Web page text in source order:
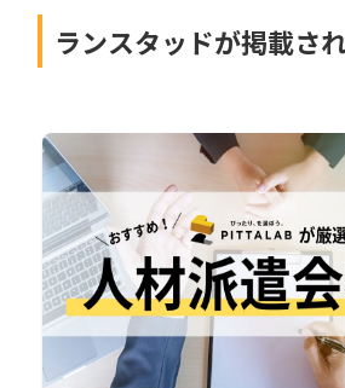
ランスタッドが掲載さ